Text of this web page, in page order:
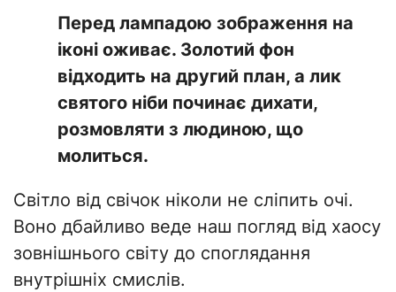
Перед лампадою зображення на
іконі оживає. Золотий фон
відходить на другий план, а лик
святого ніби починає дихати,
розмовляти з людиною, що
молиться.
Світло від свічок ніколи не сліпить очі.
Воно дбайливо веде наш погляд від хаосу
зовнішнього світу до споглядання
внутрішніх смислів.